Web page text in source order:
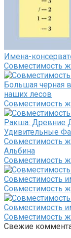
Имена-
Совместимость
Большая черная
наших лесов
Совместимость
Ракша: Древние
Удивительные
Совместимость
Альбина
Совместимость
Совместимость
Совместимость
Совместимость
Совместимость
Свежие